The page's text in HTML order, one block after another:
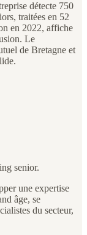
détecte 750
traitées en 52
en 2022, affiche
Le
de Bretagne et
senior.
une expertise
âge, se
du secteur,